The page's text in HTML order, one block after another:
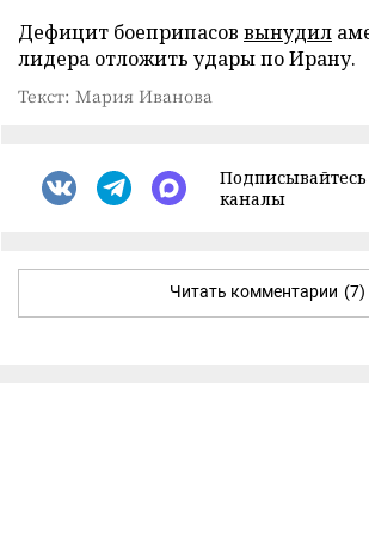
Дефицит боеприпасов вынудил
лидера отложить удары по Ирану.
Текст: Мария Иванова
каналы
Читать комментарии (7)